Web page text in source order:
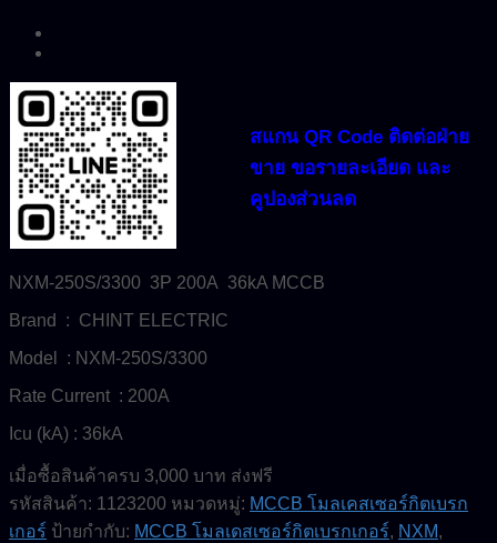
สแกน QR Code ติดต่อฝ่าย
ขาย ขอรายละเอียด และ
คูปองส่วนลด
NXM-250S/3300 3P 200A 36kA MCCB
Brand : CHINT ELECTRIC
Model : NXM-250S/3300
Rate Current : 200A
Icu (kA) : 36kA
เมื่อซื้อสินค้าครบ 3,000 บาท ส่งฟรี
รหัสสินค้า: 1123200 หมวดหมู่: MCCB โมลเคสเซอร์กิตเบรก
เกอร์ ป้ายกำกับ: MCCB โมลเดสเซอร์กิตเบรกเกอร์, NXM,